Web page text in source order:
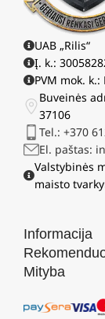
UAB „Rilis“
Į. k.:
PVM mok. k.:
Buveinės
37106
Tel.: +370
El. paštas:
Valstybinės
maisto
Informacija
Mityba